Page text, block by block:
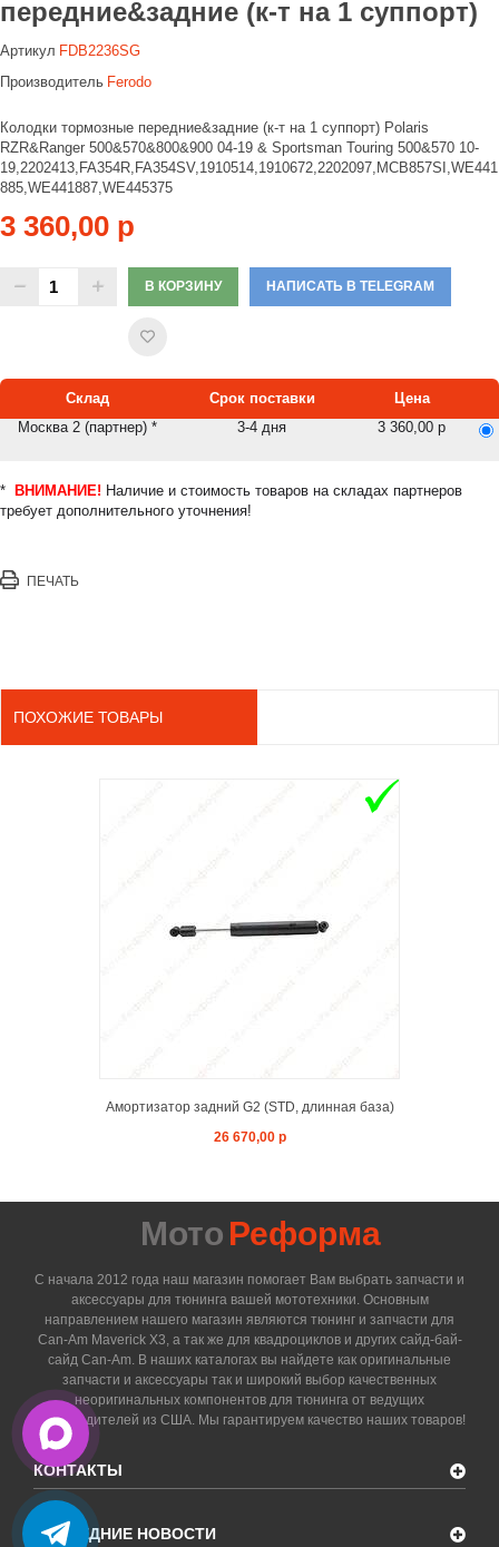
передние&задние (к-т на 1 суппорт)
Артикул FDB2236SG
Производитель Ferodo
Колодки тормозные передние&задние (к-т на 1 суппорт) Polaris
RZR&Ranger 500&570&800&900 04-19 & Sportsman Touring 500&570 10-
19,2202413,FA354R,FA354SV,1910514,1910672,2202097,MCB857SI,WE441
885,WE441887,WE445375
3 360,00 р
В КОРЗИНУ НАПИСАТЬ В TELEGRAM
Склад Срок поставки
Цена
Москва 2 (партнер) *
3-4 дня 3 360,00 р
* ВНИМАНИЕ! Наличие и стоимость товаров на складах партнеров
требует дополнительного уточнения!
ПЕЧАТЬ
ПОХОЖИЕ ТОВАРЫ
Амортизатор задний G2 (STD, длинная база)
26 670,00 р
Мото Реформа
С начала 2012 года наш магазин помогает Вам выбрать запчасти и
аксессуары для тюнинга вашей мототехники. Основным
направлением нашего магазин являются тюнинг и запчасти для
Can-Am Maverick X3, а так же для квадроциклов и других сайд-бай-
сайд Can-Am. В наших каталогах вы найдете как оригинальные
запчасти и аксессуары так и широкий выбор качественных
неоригинальных компонентов для тюнинга от ведущих
производителей из США. Мы гарантируем качество наших товаров!
КОНТАКТЫ
ПОСЛЕДНИЕ НОВОСТИ